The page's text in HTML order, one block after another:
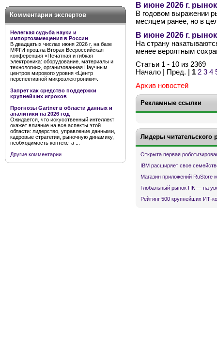
Комментарии экспертов
Нелегкая судьба науки и
импортозамещения в России
В двадцатых числах июня 2026 г. на базе
МФТИ прошла Вторая Всероссийская
конференция «Печатная и гибкая
электроника: оборудование, материалы и
технологии», организованная Научным
центров мирового уровня «Центр
перспективной микроэлектроники».
Запрет как средство поддержки
крупнейших игроков
Прогнозы Gartner в области данных и
аналитики на 2026 год
Ожидается, что искусственный интеллект
окажет влияние на все аспекты этой
области: лидерство, управление данными,
кадровые стратегии, рыночную динамику,
необходимость контекста ...
Другие комментарии
В июне 2026 г.
В годовом выражении
месяцем ранее, но в
В июне 2026 г.
На страну
менее вероятным
Статьи 1 - 10 из 2369
Начало | Пред. | 1 2 3 4
Архив новостей
Рекламные ссылки
Лидеры читательского
Открыта первая
IBM расширяет свое
Магазин приложений RuStore
Глобальный рынок ПК — на
Рейтинг 500 крупнейших ИТ-